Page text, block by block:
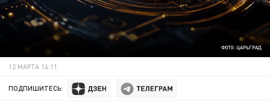
ФОТО: ЦАРЬГРАД
12 МАРТА 14:11
ПОДПИШИТЕСЬ: